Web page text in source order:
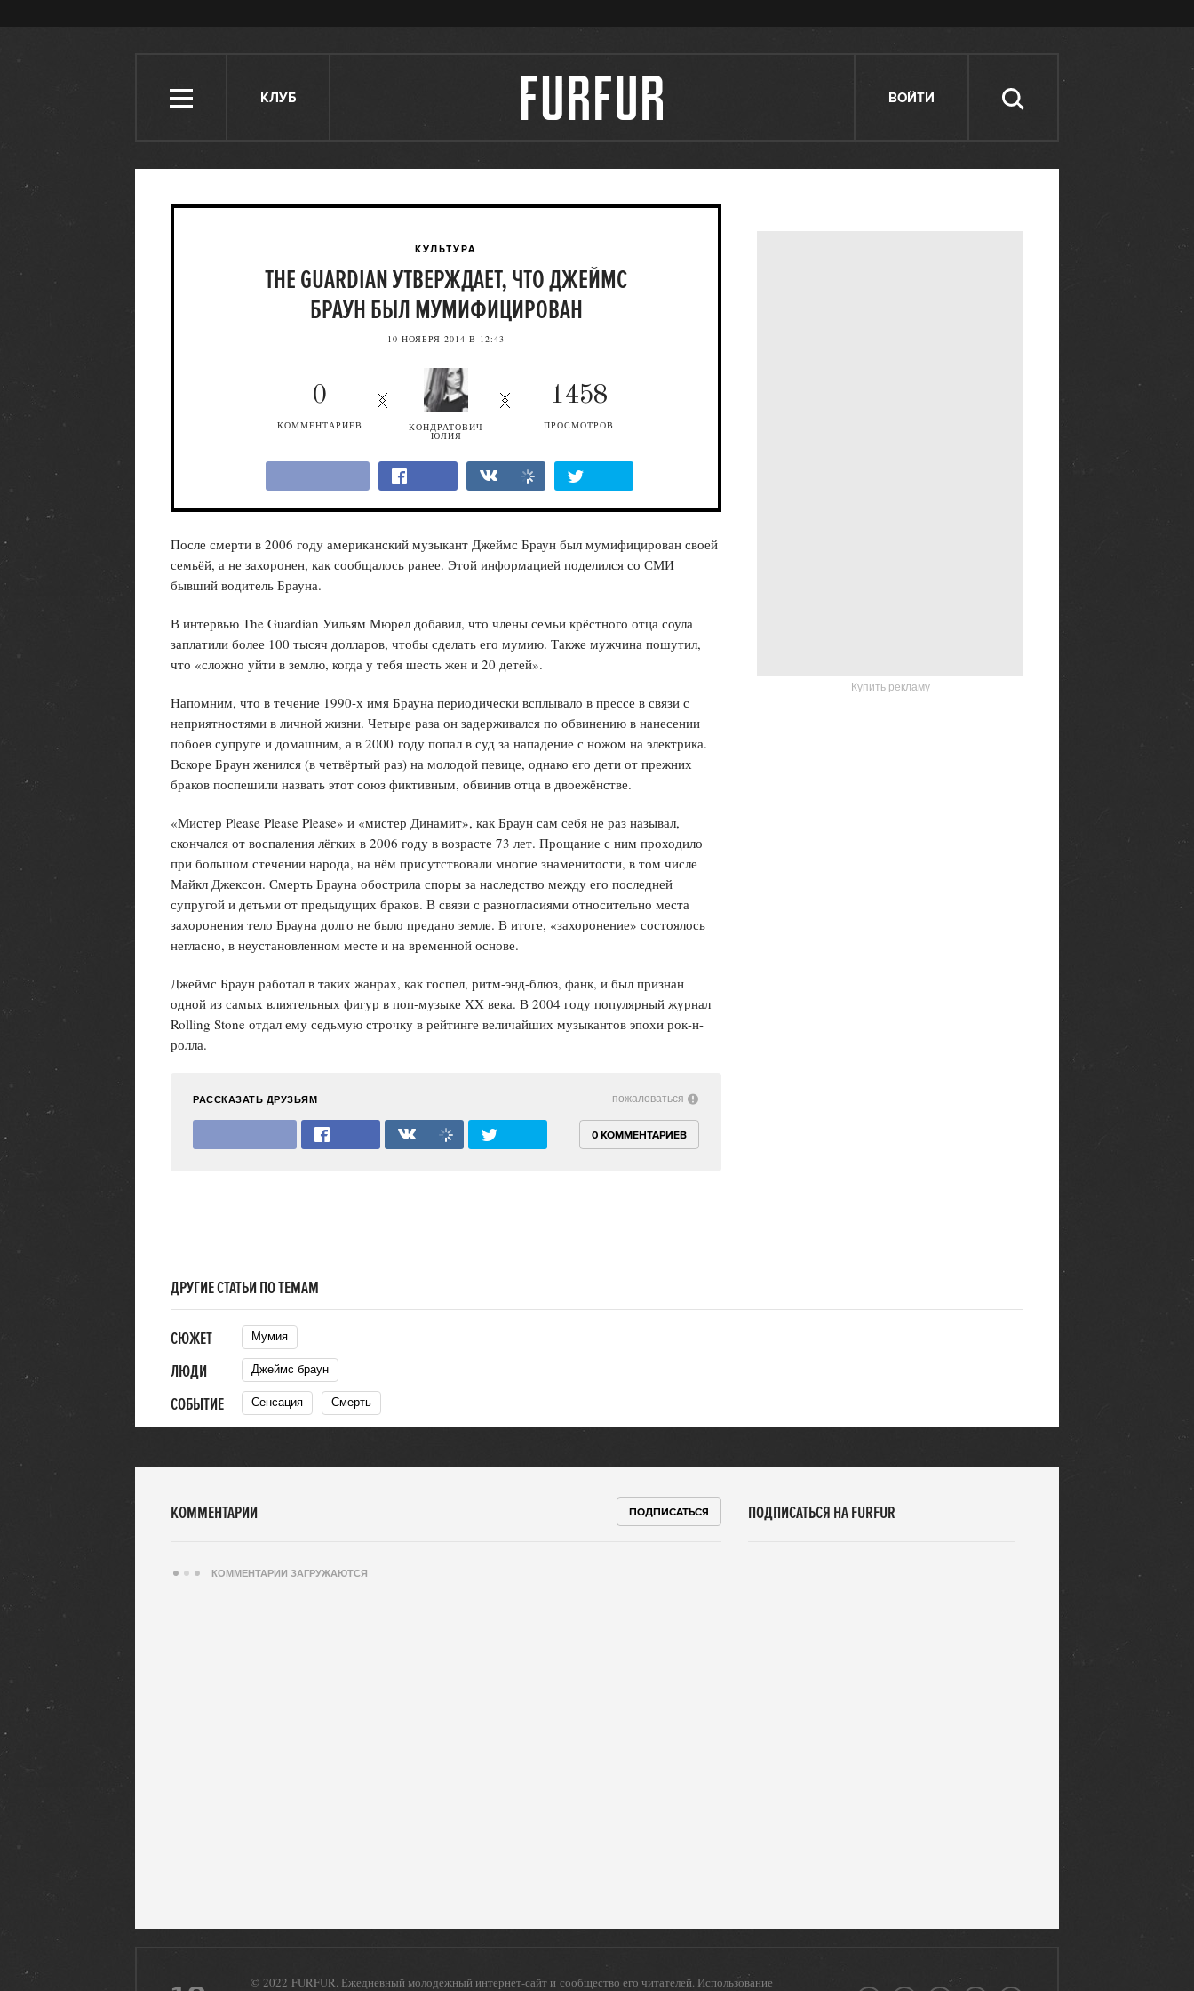
КЛУБ ВОЙТИ
КУЛЬТУРА
THE GUARDIAN УТВЕРЖДАЕТ, ЧТО ДЖЕЙМС
БРАУН БЫЛ МУМИФИЦИРОВАН
10 НОЯБРЯ 2014 В 12:43
КОНДРАТОВИЧ
ЮЛИЯ
1458
ПРОСМОТРОВ
0
КОММЕНТАРИЕВ
После смерти в 2006 году американский музыкант Джеймс Браун был мумифицирован своей
семьёй, а не захоронен, как сообщалось ранее. Этой информацией поделился со СМИ
бывший водитель Брауна.
В интервью The Guardian Уильям Мюрел добавил, что члены семьи крёстного отца соула
заплатили более 100 тысяч долларов, чтобы сделать его мумию. Также мужчина пошутил,
что «сложно уйти в землю, когда у тебя шесть жен и 20 детей».
Напомним, что в течение 1990-х имя Брауна периодически всплывало в прессе в связи с
неприятностями в личной жизни. Четыре раза он задерживался по обвинению в нанесении
побоев супруге и домашним, а в 2000 году попал в суд за нападение с ножом на электрика.
Вскоре Браун женился (в четвёртый раз) на молодой певице, однако его дети от прежних
браков поспешили назвать этот союз фиктивным, обвинив отца в двоежёнстве.
«Мистер Please Please Please» и «мистер Динамит», как Браун сам себя не раз называл,
скончался от воспаления лёгких в 2006 году в возрасте 73 лет. Прощание с ним проходило
при большом стечении народа, на нём присутствовали многие знаменитости, в том числе
Майкл Джексон. Смерть Брауна обострила споры за наследство между его последней
супругой и детьми от предыдущих браков. В связи с разногласиями относительно места
захоронения тело Брауна долго не было предано земле. В итоге, «захоронение» состоялось
негласно, в неустановленном месте и на временной основе.
Джеймс Браун работал в таких жанрах, как госпел, ритм-энд-блюз, фанк, и был признан
одной из самых влиятельных фигур в поп-музыке XX века. В 2004 году популярный журнал
Rolling Stone отдал ему седьмую строчку в рейтинге величайших музыкантов эпохи рок-н-
ролла.
Купить рекламу
РАССКАЗАТЬ ДРУЗЬЯМ
0 КОММЕНТАРИЕВ
пожаловаться
ДРУГИЕ СТАТЬИ ПО ТЕМАМ
СЮЖЕТ Мумия
ЛЮДИ Джеймс браун
СОБЫТИЕ Сенсация Смерть
КОММЕНТАРИИ ПОДПИСАТЬСЯ
КОММЕНТАРИИ ЗАГРУЖАЮТСЯ
ПОДПИСАТЬСЯ НА FURFUR
© 2022 FURFUR. Ежедневный молодежный интернет-сайт и сообщество его читателей. Использование